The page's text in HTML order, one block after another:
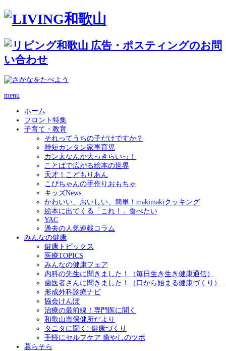
menu
ホーム
フロント特集
子育て・教育
それってうちの子だけですか？
時短カンタン家事育児
カン太なんか大っきらいっ！
ことばで広がる絵本の世界
天才！こどもりあん
こぴちゃんの手作りおもちゃ
キッズNews
かわいい、おいしい、簡単！makimakiクッキング
絵本に出てくる「これ！」食べたい
YAC
過去の人気連載コラム
みんなの健康
健康トピックス
医療TOPICS
みんなの健康フェア
内科の先生に聞きました！（毎日生き生き健康通信）
歯医者さんに聞きました！（口から始まる健康づくり）
形成外科診療ナビ
協会けんぽ
治療の最前線！専門医に聞く
和歌山市保健所だより
タニタに聞く! 健康づくり
手軽にセルフケア 癒やしのツボ
暮らそら